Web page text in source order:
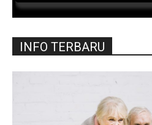
INFO TERBARU